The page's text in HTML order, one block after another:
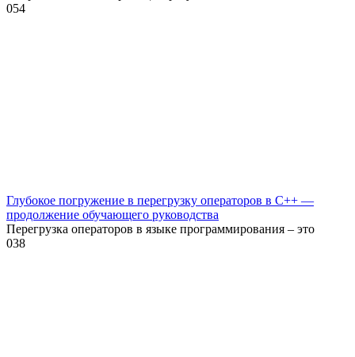
054
Глубокое погружение в перегрузку операторов в C++ —
продолжение обучающего руководства
Перегрузка операторов в языке программирования – это
038